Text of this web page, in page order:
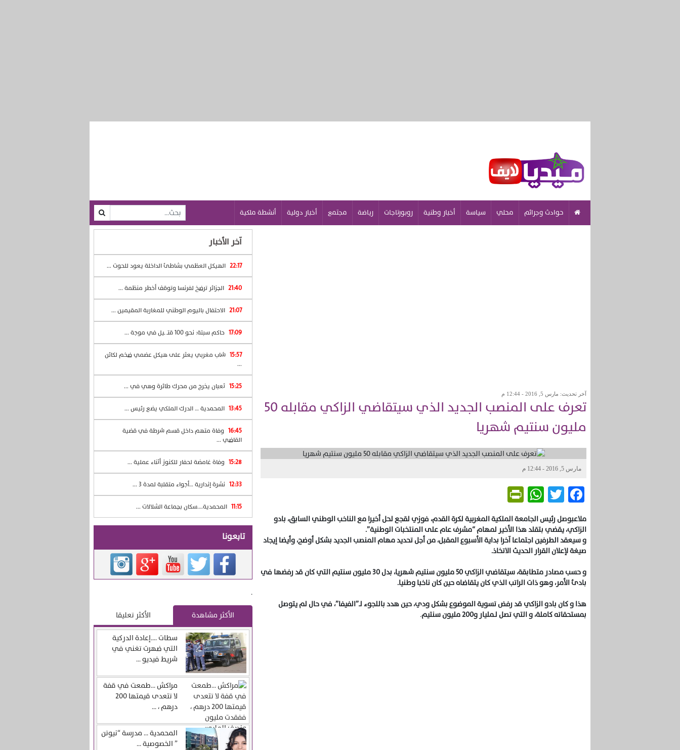
حوادث وجرائم محلي سياسة أخبار وطنية روبورتاجات رياضة مجتمع أخبار دولية أنشطة ملكية
آخر تحديث: مارس 5, 2016 - 12:44 م
تعرف على المنصب الجديد الذي سيتقاضي الزاكي مقابله 50
مليون سنتيم شهريا
مارس 5, 2016 - 12:44 م
Facebook
Twitter
WhatsApp
ملاعبوصل رئيس الجامعة الملكية المغربية لكرة القدم، فوزي لقجع لحل أخيرا مع الناخب الوطني السابق، بادو
الزاكي، يقضي بتقلد هذا الأخير لمهام “مشرف عام على المنتخبات الوطنية”.
و سيعقد الطرفين اجتماعا آخرا بداية الأسبوع المقبل، من أجل تحديد مهام المنصب الجديد بشكل أوضح، وأيضا إيجاد
صيغة لإعلان القرار الحديث الاتخاذ.
و حسب مصادر متطابقة، سيتقاضي الزاكي 50 مليون سنتيم شهريا، بدل 30 مليون سنتيم التي كان قد رفضها في
بادئ الأمر، وهو ذات الراتب الذي كان يتقاضاه حين كان ناخبا وطنيا.
هذا و كان بادو الزاكي قد رفض تسوية الموضوع بشكل ودي، حين هدد باللجوء لـ”الفيفا”، في حال لم يتوصل
بمستحقاته كاملة، و التي تصل لـمليار و200 مليون سنتيم
.
آخر الأخبار
22:17 الهيكل العظمي بشاطئ الداخلة يعود للحوت ...
21:40 الجزائر ترضخ لفرنسا وتوقف أخطر منظمة ...
21:07 الاحتفال باليوم الوطني للمغاربة المقيمين ...
17:09 حاكم سبتة: نحو 100 قتــ ـيل في موجة ...
15:57 شاب مغربي يعثر على هيكل عضمي ضخم لكائن
...
15:25 ثعبان يخرج من محرك طائرة وهي في ...
13:45 المحمدية … الدرك الملكي يضع رئيس ...
16:45 وفاة متهم داخل قسم شرطة في قضية
القاضي ...
15:28 وفاة غامضة لحفار للكنوز أثناء عملية ...
12:33 نشرة إندارية …أجواء متقلبة لمدة 3 ...
11:15 المحمدية….سكان بجماعة الشلالات ...
تابعونا
.
الأكثر مشاهدة
الأكثر تعليقا
سطات ….إعادة الدركية
التي ضهرت تغني في
شريط فيديو ...
مراكش …طمعت في قفة
لا تتعدى قيمتها 200
درهم ، ...
المحمدية … مدرسة “نيوتن
” الخصوصية ...